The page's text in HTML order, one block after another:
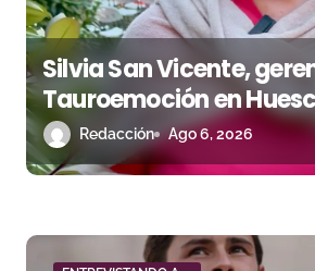
e
e
n
t
a
Silvia San Vicente,
Tauroemoción en
las figuras del toreo
esta feria»
Redacción Ago 6, 2026